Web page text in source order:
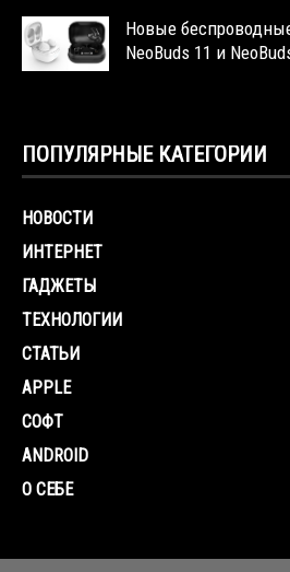
Новые
NeoBuds 11 и
ПОПУЛЯРНЫЕ КАТЕГОРИИ
НОВОСТИ
ИНТЕРНЕТ
ГАДЖЕТЫ
ТЕХНОЛОГИИ
СТАТЬИ
APPLE
СОФТ
ANDROID
О СЕБЕ